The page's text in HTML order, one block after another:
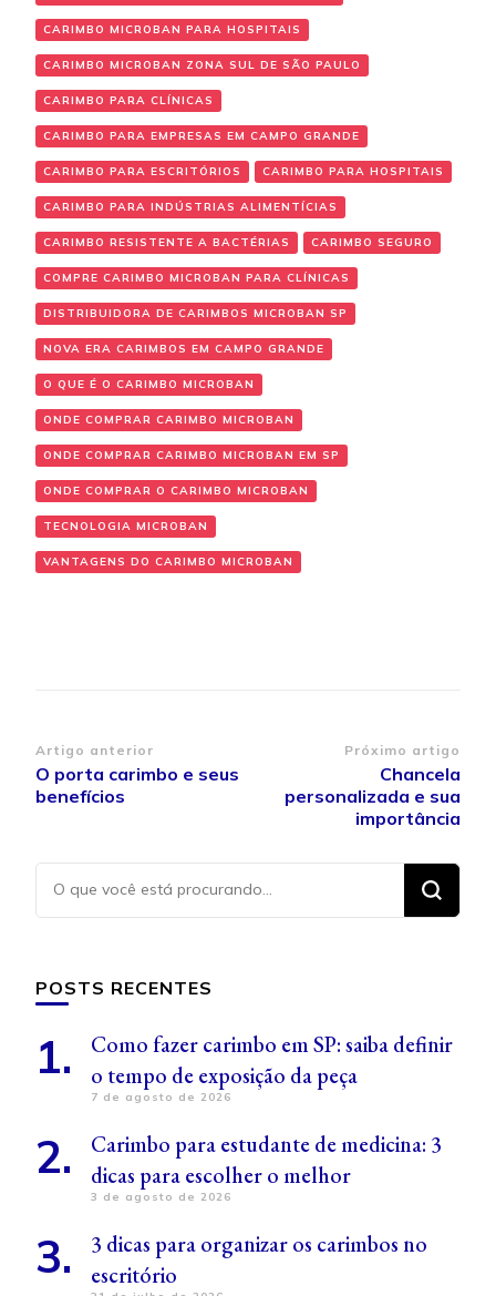
CARIMBO MICROBAN PARA HOSPITAIS
CARIMBO MICROBAN ZONA SUL DE SÃO PAULO
CARIMBO PARA CLÍNICAS
CARIMBO PARA EMPRESAS EM CAMPO GRANDE
CARIMBO PARA ESCRITÓRIOS CARIMBO PARA HOSPITAIS
CARIMBO PARA INDÚSTRIAS ALIMENTÍCIAS
CARIMBO RESISTENTE A BACTÉRIAS CARIMBO SEGURO
COMPRE CARIMBO MICROBAN PARA CLÍNICAS
DISTRIBUIDORA DE CARIMBOS MICROBAN SP
NOVA ERA CARIMBOS EM CAMPO GRANDE
O QUE É O CARIMBO MICROBAN
ONDE COMPRAR CARIMBO MICROBAN
ONDE COMPRAR CARIMBO MICROBAN EM SP
ONDE COMPRAR O CARIMBO MICROBAN
TECNOLOGIA MICROBAN
VANTAGENS DO CARIMBO MICROBAN
Navegação
de
Artigo anterior
O porta carimbo e seus
benefícios
Próximo artigo
Chancela
personalizada e sua
importância
Procurando
algo?
POSTS RECENTES
Como fazer carimbo em SP: saiba definir
o tempo de exposição da peça
7 de agosto de 2026
Carimbo para estudante de medicina: 3
dicas para escolher o melhor
3 de agosto de 2026
3 dicas para organizar os carimbos no
escritório